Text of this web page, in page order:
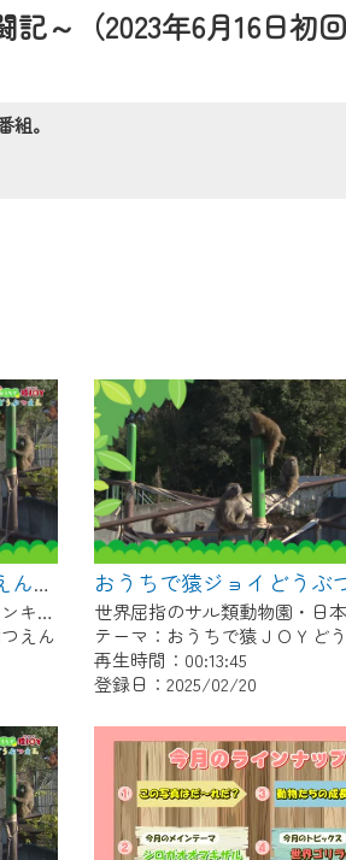
～（2023年6月16日初
。
おうちで猿ジョイどうぶつえん～ブラッザグエノン～（2025年2月16日初回放送）
世界屈指のサル類動物園・日本モンキーセンター協力の親子で学べる動物番組。
えん
テーマ：おうちで猿ＪＯＹど
再生時間：00:13:45
登録日：2025/02/20
になり、ご利用いただけません。
いたします。